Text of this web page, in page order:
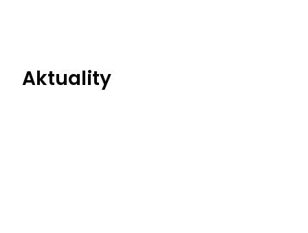
Aktuality